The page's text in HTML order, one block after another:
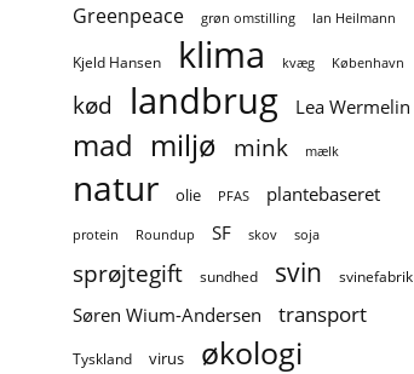
Greenpeace grøn omstilling Ian Heilmann
Kjeld Hansen klima kvæg København
kød landbrug Lea Wermelin
mad miljø mink mælk
natur olie PFAS plantebaseret
protein Roundup SF skov soja
sprøjtegift sundhed svin svinefabrik
Søren Wium-Andersen transport
Tyskland virus økologi